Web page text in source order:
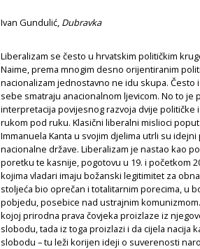
Ivan Gundulić, Dubravka
Liberalizam se često u hrvatskim političkim
Naime, prema mnogim desno orijentiranim
nacionalizam jednostavno ne idu skupa.
sebe smatraju anacionalnom ljevicom. No to
interpretacija povijesnog razvoja dvije
rukom pod ruku. Klasični liberalni mislioci
Immanuela Kanta u svojim djelima utrli su
nacionalne države. Liberalizam je nastao kao
poretku te kasnije, pogotovu u 19. i početkom
kojima vladari imaju božanski legitimitet za
stoljeća bio oprečan i totalitarnim porecima, u
pobjedu, posebice nad ustrajnim
kojoj prirodna prava čovjeka proizlaze iz
slobodu, tada iz toga proizlazi i da cijela nacija
slobodu – tu leži korijen ideji o suverenosti